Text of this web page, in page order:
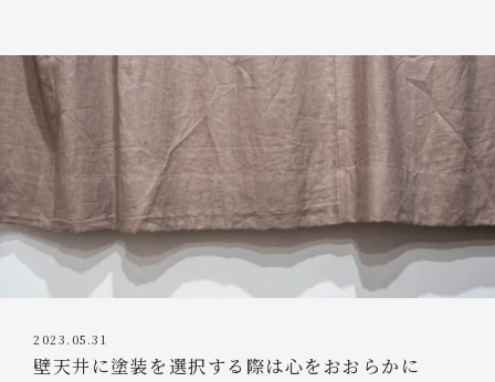
2023.05.31
壁天井に塗装を選択する際は心をおおらかに